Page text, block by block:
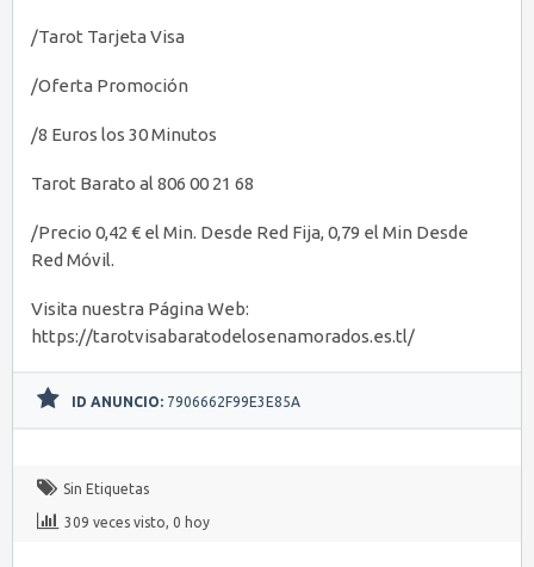
/Tarot Tarjeta Visa
/Oferta Promoción
/8 Euros los 30 Minutos
Tarot Barato al 806 00 21 68
/Precio 0,42 € el Min. Desde Red Fija, 0,79 el Min Desde
Red Móvil.
Visita nuestra Página Web:
https://tarotvisabaratodelosenamorados.es.tl/
ID ANUNCIO: 7906662F99E3E85A
Sin Etiquetas
309 veces visto, 0 hoy